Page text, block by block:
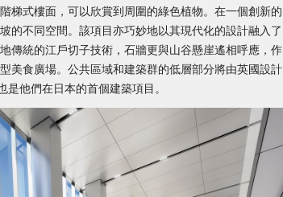
梯式樓面，可以欣賞到周圍的綠色植物。在一個創新的
的不同空間。該項目亦巧妙地以其現代化的設計融入了
傳統的江戶切子技術，石牆更與山谷懸崖遙相呼應，作
美食廣場。公共區域和建築群的低層部分將由英國設計
他們在日本的首個建築項目。